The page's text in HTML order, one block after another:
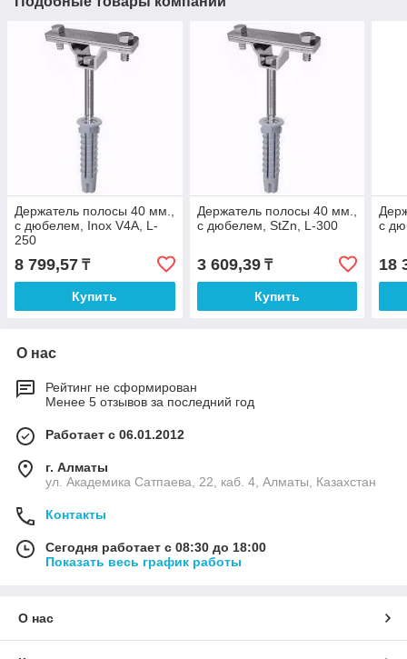
Держатель полосы 40 мм.,
с дюбелем, Inox V4A, L-
250
8 799,57 ₸
Купить
Держатель полосы 40 мм.,
с дюбелем, StZn, L-300
3 609,39₸
Купить
с
18
О нас
Рейтинг не сформирован
Менее 5 отзывов за последний год
Работает с 06.01.2012
г. Алматы
ул. Академика Сатпаева, 22, каб. 4, Алматы, Казахстан
Контакты
Сегодня работает с 08:30 до 18:00
Показать весь график работы
О нас